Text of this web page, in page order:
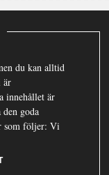
du kan alltid
är
innehållet är
goda
som följer: Vi